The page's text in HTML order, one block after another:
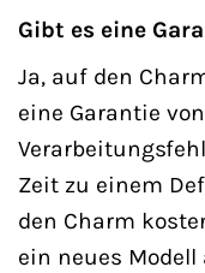
Gibt es eine
Ja, auf den
eine Garantie
Zeit zu einem
den Charm
ein neues Modell